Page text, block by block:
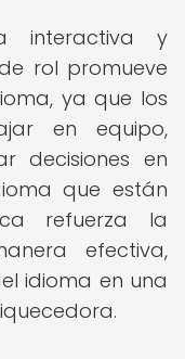
interactiva y
rol promueve
ya que los
en equipo,
decisiones en
que están
refuerza la
efectiva,
idioma en una